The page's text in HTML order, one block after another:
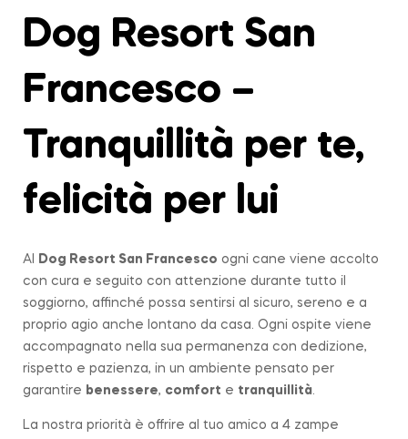
Dog Resort San
Francesco –
Tranquillità per te,
felicità per lui
Al Dog Resort San Francesco ogni cane viene accolto
con cura e seguito con attenzione durante tutto il
soggiorno, affinché possa sentirsi al sicuro, sereno e a
proprio agio anche lontano da casa. Ogni ospite viene
accompagnato nella sua permanenza con dedizione,
rispetto e pazienza, in un ambiente pensato per
garantire benessere, comfort e tranquillità
La nostra priorità è offrire al tuo amico a 4 zampe